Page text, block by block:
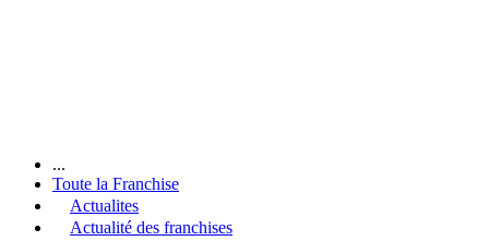
...
Toute la Franchise
Actualites
Actualité des franchises